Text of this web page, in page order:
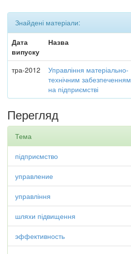
Знайдені матеріали:
Дата
випуску
Назва
тра-2012
Управління матеріально-
технічним забезпеченням
на підприємстві
Перегляд
Тема
підприємство
управление
управління
шляхи підвищення
эффективность